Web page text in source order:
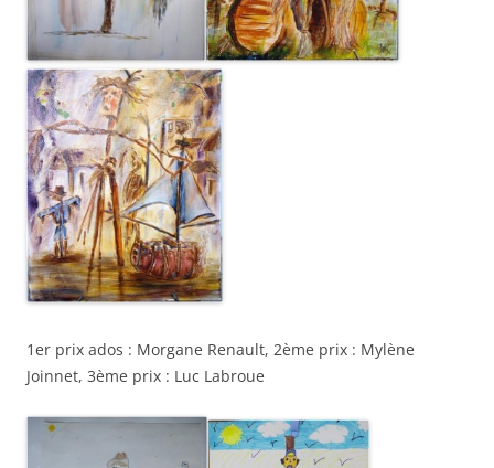
1er prix ados : Morgane Renault, 2ème prix : Mylène
Joinnet, 3ème prix : Luc Labroue